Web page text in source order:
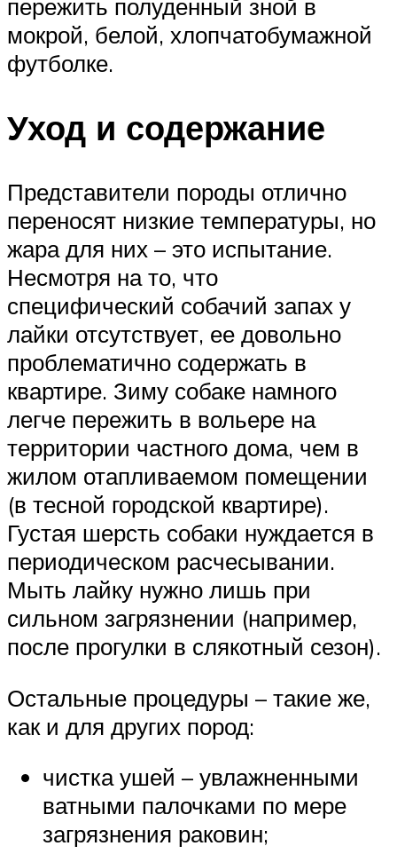
пережить полуденный зной в
мокрой, белой, хлопчатобумажной
футболке.
Уход и содержание
Представители породы отлично
переносят низкие температуры, но
жара для них – это испытание.
Несмотря на то, что
специфический собачий запах у
лайки отсутствует, ее довольно
проблематично содержать в
квартире. Зиму собаке намного
легче пережить в вольере на
территории частного дома, чем в
жилом отапливаемом помещении
(в тесной городской квартире).
Густая шерсть собаки нуждается в
периодическом расчесывании.
Мыть лайку нужно лишь при
сильном загрязнении (например,
после прогулки в слякотный сезон).
Остальные процедуры – такие же,
как и для других пород:
чистка ушей – увлажненными
ватными палочками по мере
загрязнения раковин;